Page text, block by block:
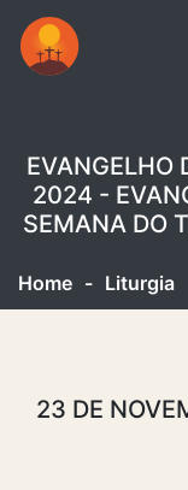
EVANGELHO
2024 -
SEMANA DO
Home - Liturgia
23 DE